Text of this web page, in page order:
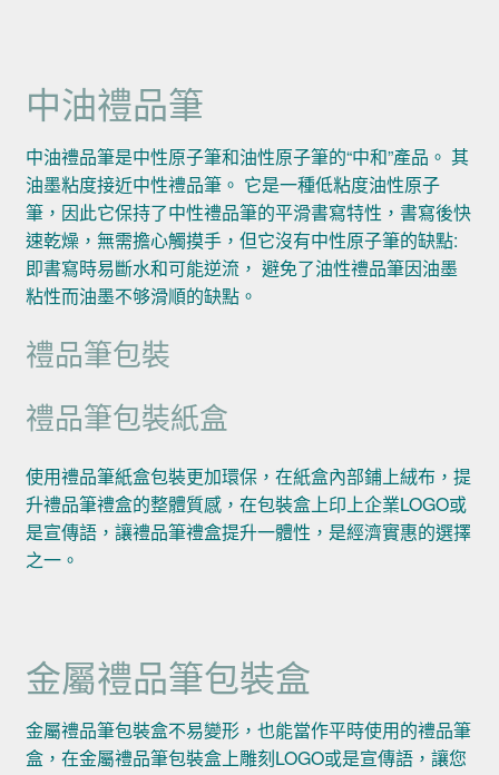
中油禮品筆
中油禮品筆是中性原子筆和油性原子筆的“中和”產品。 其
油墨粘度接近中性禮品筆。 它是一種低粘度油性原子
筆，因此它保持了中性禮品筆的平滑書寫特性，書寫後快
速乾燥，無需擔心觸摸手，但它沒有中性原子筆的缺點:
即書寫時易斷水和可能逆流， 避免了油性禮品筆因油墨
粘性而油墨不够滑順的缺點。
禮品筆包裝
禮品筆包裝紙盒
使用禮品筆紙盒包裝更加環保，在紙盒內部鋪上絨布，提
升禮品筆禮盒的整體質感，在包裝盒上印上企業LOGO或
是宣傳語，讓禮品筆禮盒提升一體性，是經濟實惠的選擇
之一。
金屬禮品筆包裝盒
金屬禮品筆包裝盒不易變形，也能當作平時使用的禮品筆
盒，在金屬禮品筆包裝盒上雕刻LOGO或是宣傳語，讓您